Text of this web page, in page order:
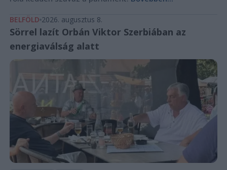
BELFÖLD 2026. augusztus 8.
Sörrel lazít Orbán Viktor Szerbiában az
energiaválság alatt